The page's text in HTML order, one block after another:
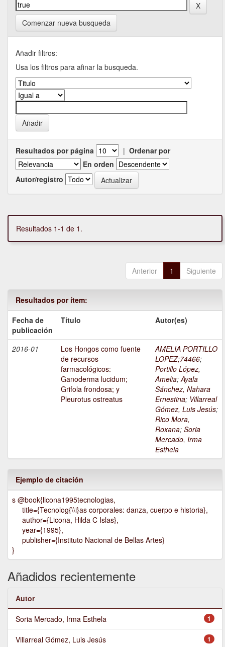
Comenzar nueva busqueda
Añadir filtros:
Usa los filtros para afinar la busqueda.
Resultados por página | Ordenar por
En orden
Autor/registro
Resultados 1-1 de 1.
Anterior 1 Siguiente
Resultados por ítem:
Fecha de
publicación
Título Autor(es)
2016-01
Los Hongos como fuente
de recursos
farmacológicos:
Ganoderma lucidum;
Grifola frondosa; y
Pleurotus ostreatus
AMELIA PORTILLO
LOPEZ;74466;
Portillo López,
Amelia;Ayala
Sánchez, Nahara
Ernestina; Villarreal
Gómez, Luis Jesús;
Rico Mora,
Roxana; Soria
Mercado, Irma
Esthela
Ejemplo de citación
s @book{licona1995tecnologias,
title={Tecnolog{\\i}as corporales: danza, cuerpo e historia},
author={Licona, Hilda C Islas},
year={1995},
publisher={Instituto Nacional de Bellas Artes}
}
Añadidos recientemente
Autor
1
Soria Mercado, Irma Esthela
1
Villarreal Gómez, Luis Jesús